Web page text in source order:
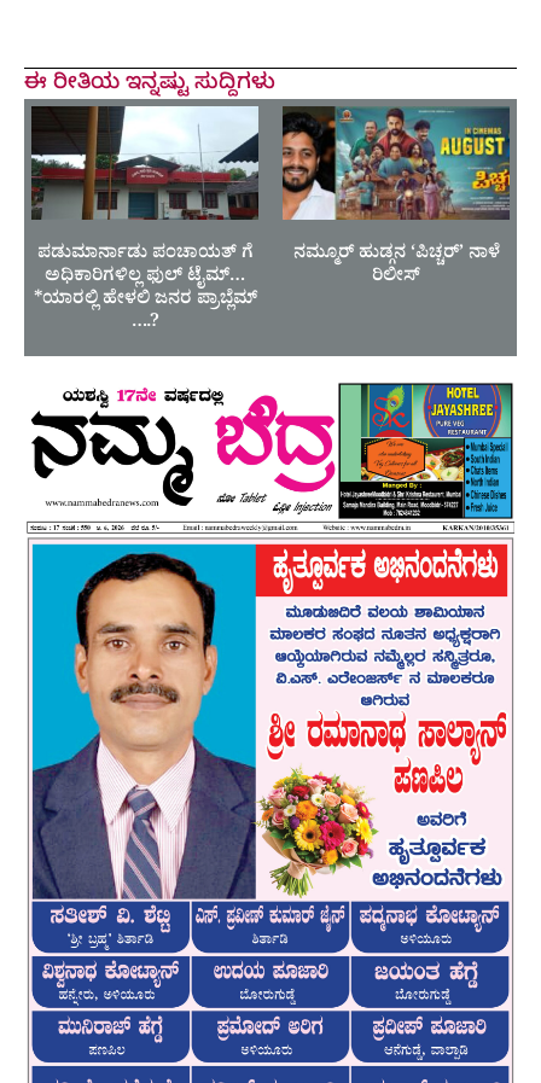
ಈ ರೀತಿಯ ಇನ್ನಷ್ಟು ಸುದ್ದಿಗಳು
ಪಡುಮಾರ್ನಾಡು ಪಂಚಾಯತ್ ಗೆ
ಅಧಿಕಾರಿಗಳಿಲ್ಲ ಫುಲ್ ಟೈಮ್…
*ಯಾರಲ್ಲಿ ಹೇಳಲಿ ಜನರ ಪ್ರಾಬ್ಲೆಮ್
….?
ನಮ್ಮೂರ್ ಹುಡ್ಗನ ‘ಪಿಚ್ಚರ್’ ನಾಳೆ
ರಿಲೀಸ್